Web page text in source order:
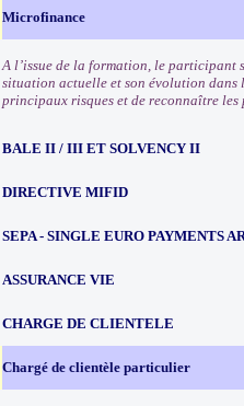
Microfinance
A l’issue de la formation, le participant
situation actuelle et son évolution
principaux risques et de reconnaître
BALE II / III ET SOLVENCY II
DIRECTIVE MIFID
SEPA - SINGLE EURO PAYMENTS
ASSURANCE VIE
CHARGE DE CLIENTELE
Chargé de clientèle particulier